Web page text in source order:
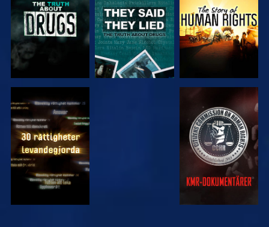
TITTA TITTA